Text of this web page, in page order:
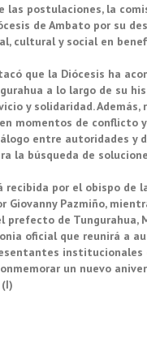
las postulaciones, la
de Ambato por su
cultural y social en
que la Diócesis ha
a lo largo de su
y solidaridad.
momentos de conflicto
entre autoridades y
la búsqueda de
recibida por el obispo de
Giovanny Pazmiño,
prefecto de Tungurahua,
oficial que reunirá a
institucionales
un nuevo